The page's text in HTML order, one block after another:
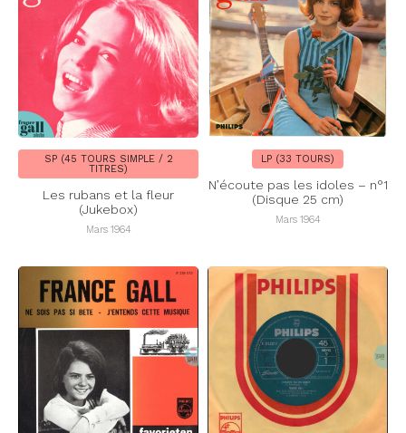
SP (45 TOURS SIMPLE / 2
TITRES)
Les rubans et la fleur
(Jukebox)
Mars 1964
LP (33 TOURS)
N’écoute pas les idoles – n°1
(Disque 25 cm)
Mars 1964